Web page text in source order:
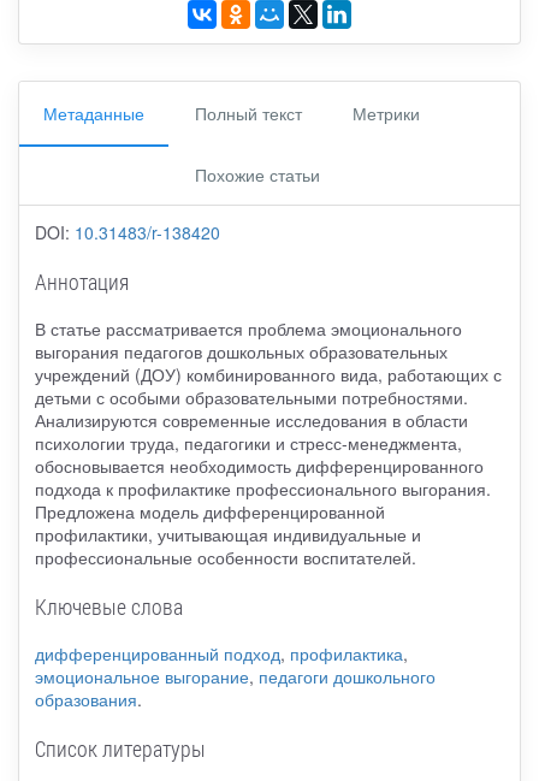
Метаданные Полный текст Метрики
Похожие статьи
DOI: 10.31483/r-138420
Аннотация
В статье рассматривается проблема эмоционального
выгорания педагогов дошкольных образовательных
учреждений (ДОУ) комбинированного вида, работающих с
детьми с особыми образовательными потребностями.
Анализируются современные исследования в области
психологии труда, педагогики и стресс-менеджмента,
обосновывается необходимость дифференцированного
подхода к профилактике профессионального выгорания.
Предложена модель дифференцированной
профилактики, учитывающая индивидуальные и
профессиональные особенности воспитателей.
Ключевые слова
дифференцированный подход, профилактика,
эмоциональное выгорание, педагоги дошкольного
образования.
Список литературы